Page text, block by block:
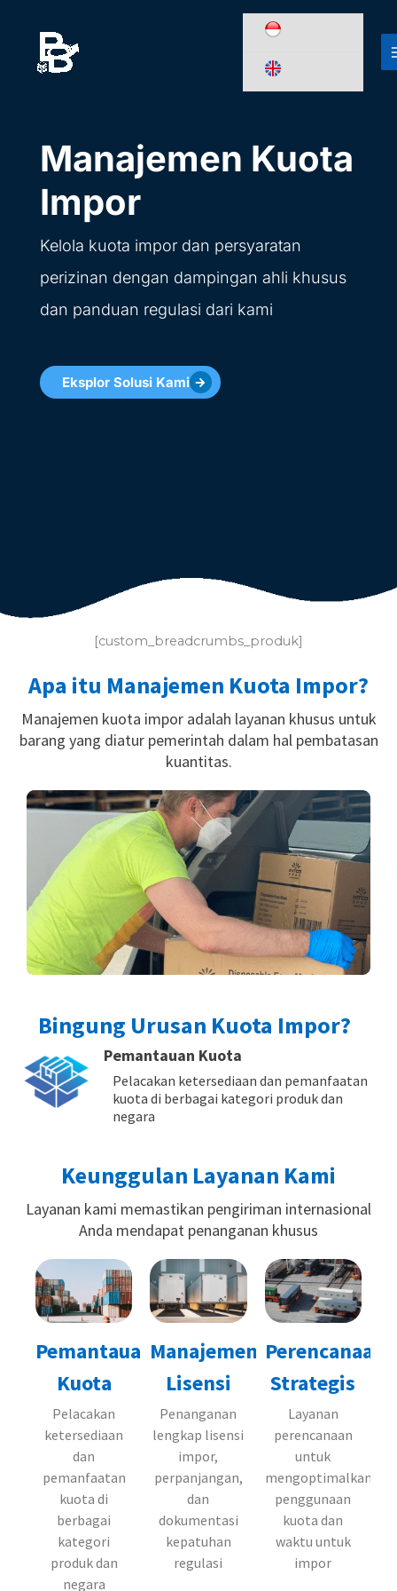
konten
Kelola kuota impor dan persyaratan
perizinan dengan dampingan ahli khusus
dan panduan regulasi dari kami
Eksplor Solusi Kami
Manajemen Kuota
Impor
[custom_breadcrumbs_produk]
Apa itu Manajemen Kuota Impor?
Manajemen kuota impor adalah layanan khusus untuk
barang yang diatur pemerintah dalam hal pembatasan
kuantitas.
Bingung Urusan Kuota Impor?
Pemantauan Kuota
Pelacakan ketersediaan dan pemanfaatan
kuota di berbagai kategori produk dan
negara
Keunggulan Layanan Kami
Layanan kami memastikan pengiriman internasional
Anda mendapat penanganan khusus
Pemantauan
Kuota
Pelacakan
ketersediaan
dan
pemanfaatan
kuota di
berbagai
kategori
produk dan
negara
Manajemen
Lisensi
Penanganan
lengkap lisensi
impor,
perpanjangan,
dan
dokumentasi
kepatuhan
regulasi
Perencanaan
Strategis
Layanan
perencanaan
untuk
mengoptimalkan
penggunaan
kuota dan
waktu untuk
impor